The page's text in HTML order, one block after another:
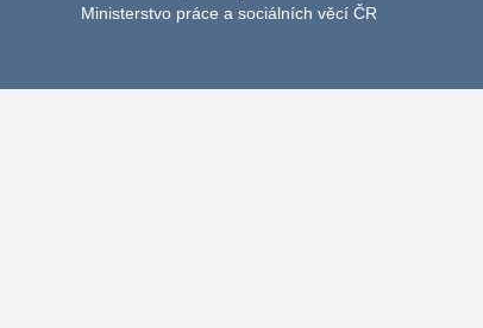
Ministerstvo práce a sociálních věcí ČR